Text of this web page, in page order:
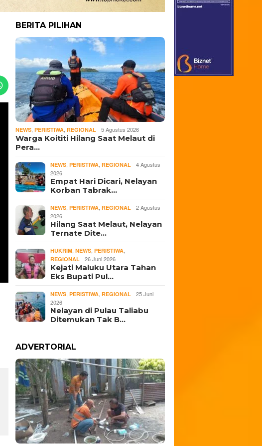
BERITA PILIHAN
NEWS ,PERISTIWA ,REGIONAL 5 Agustus 2026
Warga Koititi Hilang Saat Melaut di
Pera…
NEWS ,PERISTIWA ,REGIONAL
4 Agustus
2026
Empat Hari Dicari, Nelayan
Korban Tabrak…
NEWS ,PERISTIWA ,REGIONAL
2 Agustus
2026
Hilang Saat Melaut, Nelayan
Ternate Dite…
HUKRIM ,NEWS ,PERISTIWA
REGIONAL 26 Juni 2026
Kejati Maluku Utara Tahan
Eks Bupati Pul…
NEWS ,PERISTIWA ,REGIONAL
25 Juni
2026
Nelayan di Pulau Taliabu
Ditemukan Tak B…
ADVERTORIAL